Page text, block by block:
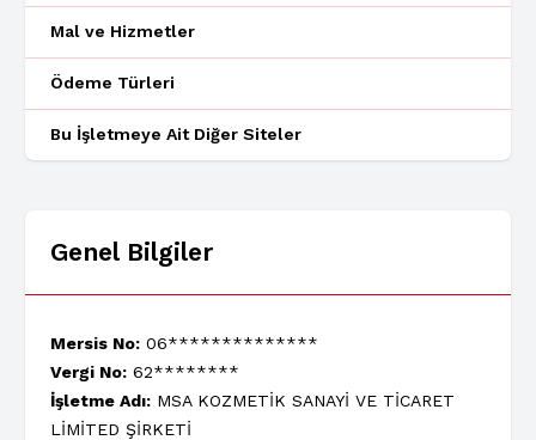
Mal ve Hizmetler
Ödeme Türleri
Bu İşletmeye Ait Diğer Siteler
Genel Bilgiler
Mersis No: 06**************
Vergi No: 62********
İşletme Adı: MSA KOZMETİK SANAYİ VE TİCARET
LİMİTED ŞİRKETİ